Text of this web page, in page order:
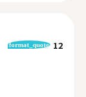
format_quote 12